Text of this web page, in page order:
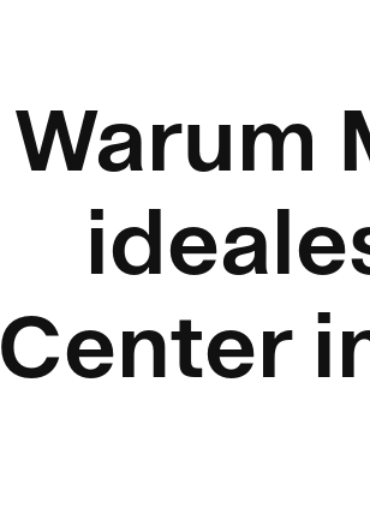
Warum
Center